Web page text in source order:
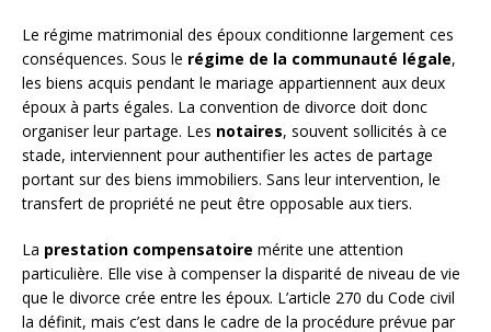
Le régime matrimonial des époux conditionne largement ces
conséquences. Sous le régime de la communauté légale,
les biens acquis pendant le mariage appartiennent aux deux
époux à parts égales. La convention de divorce doit donc
organiser leur partage. Les notaires, souvent sollicités à ce
stade, interviennent pour authentifier les actes de partage
portant sur des biens immobiliers. Sans leur intervention, le
transfert de propriété ne peut être opposable aux tiers.
La prestation compensatoire mérite une attention
particulière. Elle vise à compenser la disparité de niveau de vie
que le divorce crée entre les époux. L’article 270 du Code civil
la définit, mais c’est dans le cadre de la procédure prévue par